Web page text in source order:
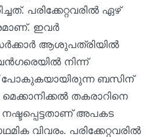
പരിക്കേറ്റവരിൽ ഏഴ്
ഇവര്‍
ആശുപത്രിയിൽ
നിന്ന്
പോകുകയായിരുന്ന ബസിന്
തകരാറിനെ
അപകട
വിവരം. പരിക്കേറ്റവരിൽ